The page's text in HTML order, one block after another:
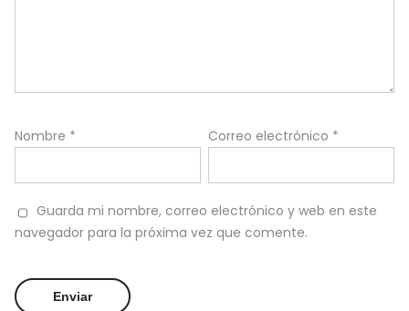
Nombre * Correo electrónico *
Guarda mi nombre, correo electrónico y web en este
navegador para la próxima vez que comente.